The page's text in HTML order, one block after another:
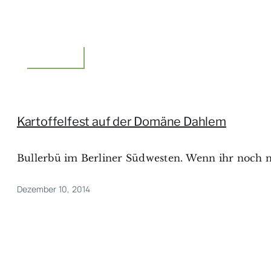
Kartoffelfest auf der Domäne Dahlem
Bullerbü im Berliner Südwesten. Wenn ihr noch
Dezember 10, 2014